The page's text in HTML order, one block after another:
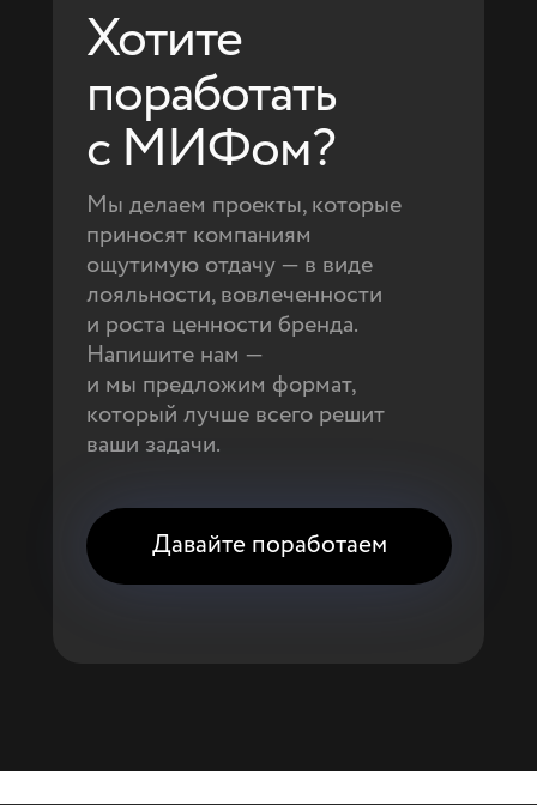
Хотите
поработать
с МИФом?
Мы делаем проекты, которые
приносят компаниям
ощутимую отдачу — в виде
лояльности, вовлеченности
и роста ценности бренда.
Напишите нам —
и мы предложим формат,
который лучше всего решит
ваши задачи.
Давайте поработаем